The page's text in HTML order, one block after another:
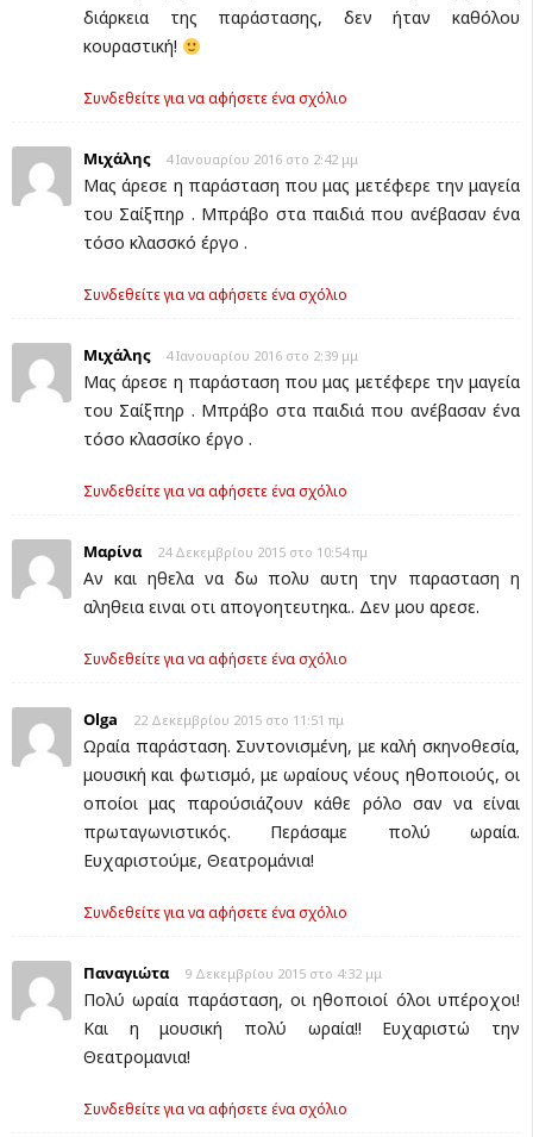
διάρκεια της παράστασης, δεν ήταν καθόλου
κουραστική!
Συνδεθείτε για να αφήσετε ένα σχόλιο
Μιχάλης 4 Ιανουαρίου 2016 στο 2:42 μμ
Μας άρεσε η παράσταση που μας μετέφερε την μαγεία
του Σαίξπηρ . Μπράβο στα παιδιά που ανέβασαν ένα
τόσο κλασσκό έργο .
Συνδεθείτε για να αφήσετε ένα σχόλιο
Μιχάλης 4 Ιανουαρίου 2016 στο 2:39 μμ
Μας άρεσε η παράσταση που μας μετέφερε την μαγεία
του Σαίξπηρ . Μπράβο στα παιδιά που ανέβασαν ένα
τόσο κλασσίκο έργο .
Συνδεθείτε για να αφήσετε ένα σχόλιο
Μαρίνα 24 Δεκεμβρίου 2015 στο 10:54 πμ
Αν και ηθελα να δω πολυ αυτη την παρασταση η
αληθεια ειναι οτι απογοητευτηκα.. Δεν μου αρεσε.
Συνδεθείτε για να αφήσετε ένα σχόλιο
Olga 22 Δεκεμβρίου 2015 στο 11:51 πμ
Ωραία παράσταση. Συντονισμένη, με καλή σκηνοθεσία,
μουσική και φωτισμό, με ωραίους νέους ηθοποιούς, οι
οποίοι μας παρούσιάζουν κάθε ρόλο σαν να είναι
πρωταγωνιστικός. Περάσαμε πολύ ωραία.
Ευχαριστούμε, Θεατρομάνια!
Συνδεθείτε για να αφήσετε ένα σχόλιο
Παναγιώτα 9 Δεκεμβρίου 2015 στο 4:32 μμ
Πολύ ωραία παράσταση, οι ηθοποιοί όλοι υπέροχοι!
Και η μουσική πολύ ωραία!! Ευχαριστώ την
Θεατρομανια!
Συνδεθείτε για να αφήσετε ένα σχόλιο